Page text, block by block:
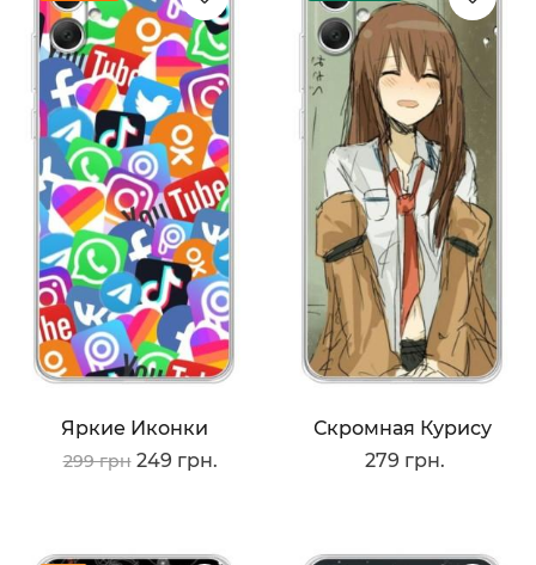
Яркие Иконки
299 грн 249 грн.
Скромная Курису
279 грн.